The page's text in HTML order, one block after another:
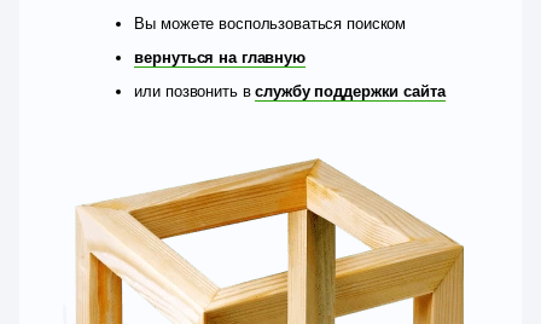
Вы можете воспользоваться поиском
вернуться на главную
или позвонить вслужбу поддержки сайта